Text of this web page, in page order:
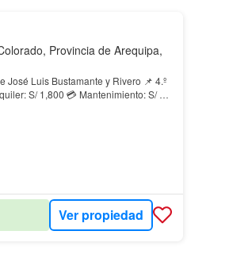
Provincia de Arequipa,
Ver propiedad